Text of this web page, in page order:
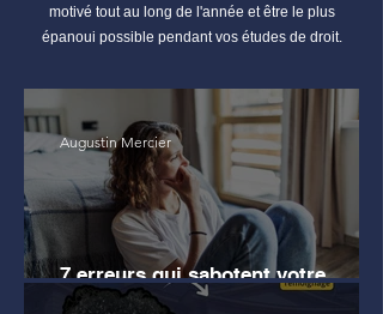
motivé tout au long de l'année et être le plus
épanoui possible pendant vos études de droit.
7 erreurs qui sabotent votre
motivation en droit
Augustin Mercier